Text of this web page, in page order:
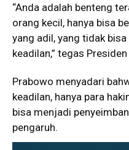
“Anda adalah benteng
orang kecil, hanya bisa
yang adil, yang tidak
keadilan,” tegas
Prabowo menyadari
keadilan, hanya para
bisa menjadi
pengaruh.